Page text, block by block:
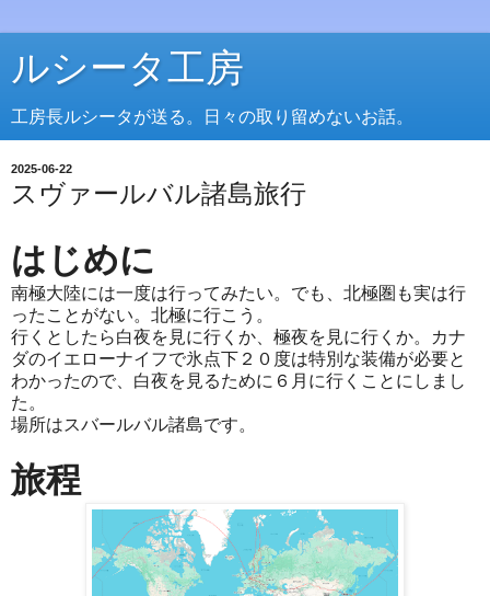
ルシータ工房
工房長ルシータが送る。日々の取り留めないお話。
2025-06-22
スヴァールバル諸島旅行
はじめに
南極大陸には一度は行ってみたい。でも、北極圏も実は行
ったことがない。北極に行こう。
行くとしたら白夜を見に行くか、極夜を見に行くか。カナ
ダのイエローナイフで氷点下２０度は特別な装備が必要と
わかったので、白夜を見るために６月に行くことにしまし
た。
場所はスバールバル諸島です。
旅程